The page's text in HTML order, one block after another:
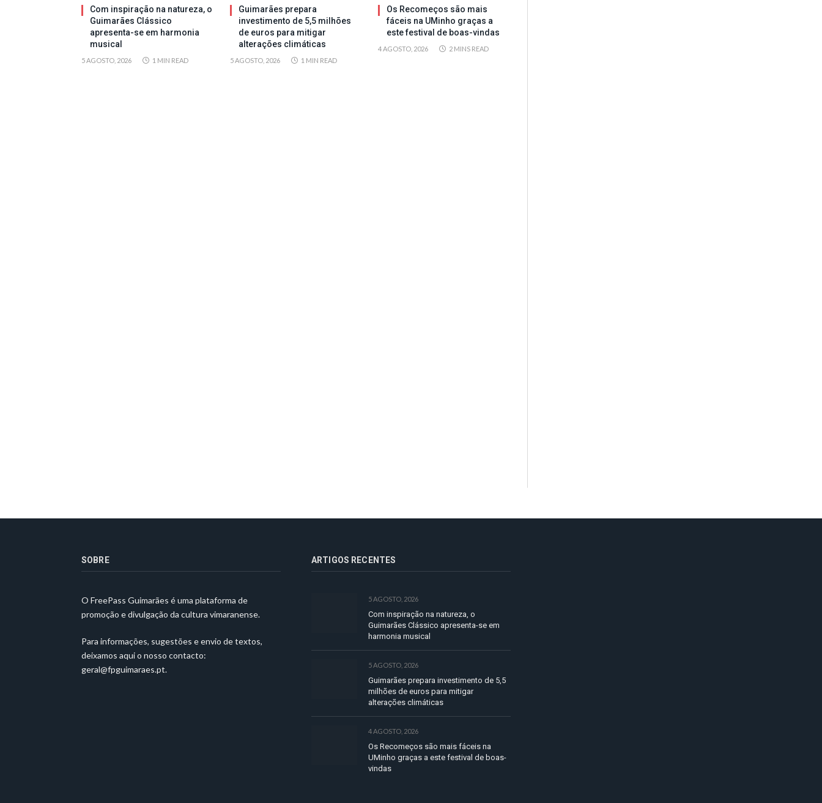
Com inspiração na natureza, o
Guimarães Clássico
apresenta-se em harmonia
musical
5 AGOSTO, 2026 1 MIN READ
Guimarães prepara
investimento de 5,5 milhões
de euros para mitigar
alterações climáticas
5 AGOSTO, 2026 1 MIN READ
Os Recomeços são mais
fáceis na UMinho graças a
este festival de boas-vindas
4 AGOSTO, 2026 2 MINS READ
SOBRE
O FreePass Guimarães é uma plataforma de
promoção e divulgação da cultura vimaranense.
Para informações, sugestões e envio de textos,
deixamos aqui o nosso contacto:
geral@fpguimaraes.pt.
ARTIGOS RECENTES
5 AGOSTO, 2026
Com inspiração na natureza, o
Guimarães Clássico apresenta-se em
harmonia musical
5 AGOSTO, 2026
Guimarães prepara investimento de 5,5
milhões de euros para mitigar
alterações climáticas
4 AGOSTO, 2026
Os Recomeços são mais fáceis na
UMinho graças a este festival de boas-
vindas